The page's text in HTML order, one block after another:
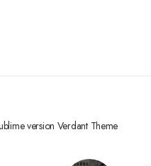
version Verdant Theme